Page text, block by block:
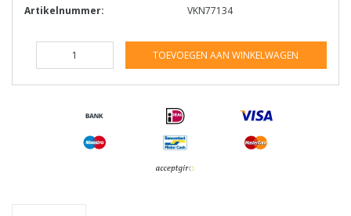
Artikelnummer:
VKN77134
TOEVOEGEN AAN WINKELWAGEN